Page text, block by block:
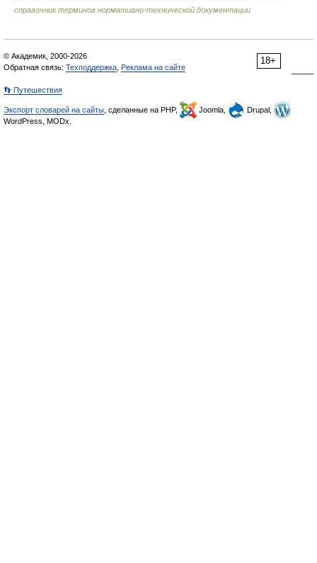
справочник терминов нормативно-технической документации
18+
© Академик, 2000-2026
Обратная связь: Техподдержка Реклама на сайте
👣 Путешествия
Экспорт словарей на сайты , сделанные на PHP, Joomla,
Drupal,
WordPress, MODx.